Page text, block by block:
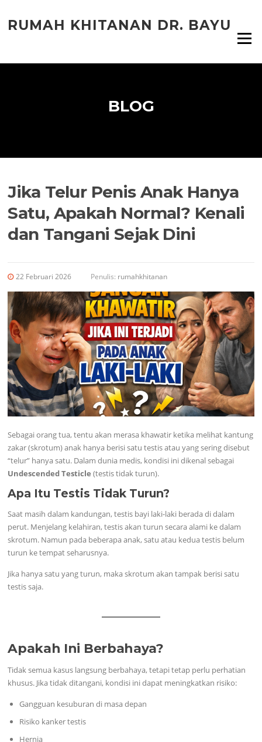
konten
RUMAH KHITANAN DR. BAYU
Menu
BLOG
Jika Telur Penis Anak Hanya
Satu, Apakah Normal? Kenali
dan Tangani Sejak Dini
22 Februari 2026 Penulis: rumahkhitanan
Sebagai orang tua, tentu akan merasa khawatir ketika melihat kantung
zakar (skrotum) anak hanya berisi satu testis atau yang sering disebut
“telur” hanya satu. Dalam dunia medis, kondisi ini dikenal sebagai
Undescended Testicle (testis tidak turun).
Apa Itu Testis Tidak Turun?
Saat masih dalam kandungan, testis bayi laki-laki berada di dalam
perut. Menjelang kelahiran, testis akan turun secara alami ke dalam
skrotum. Namun pada beberapa anak, satu atau kedua testis belum
turun ke tempat seharusnya.
Jika hanya satu yang turun, maka skrotum akan tampak berisi satu
testis saja.
Apakah Ini Berbahaya?
Tidak semua kasus langsung berbahaya, tetapi tetap perlu perhatian
khusus. Jika tidak ditangani, kondisi ini dapat meningkatkan risiko:
Gangguan kesuburan di masa depan
Risiko kanker testis
Hernia